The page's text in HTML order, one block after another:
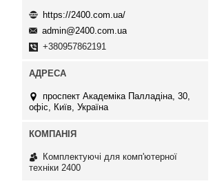
https://2400.com.ua/
admin@2400.com.ua
+380957862191
проспект Академіка Палладіна, 30,
офіс, Київ, Україна
Комплектуючі для комп'ютерної
техніки 2400